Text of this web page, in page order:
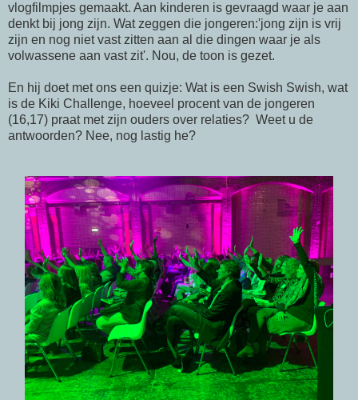
vlogfilmpjes gemaakt. Aan kinderen is gevraagd waar je aan
denkt bij jong zijn. Wat zeggen die jongeren:'jong zijn is vrij
zijn en nog niet vast zitten aan al die dingen waar je als
volwassene aan vast zit'. Nou, de toon is gezet.
En hij doet met ons een quizje: Wat is een Swish Swish, wat
is de Kiki Challenge, hoeveel procent van de jongeren
(16,17) praat met zijn ouders over relaties? Weet u de
antwoorden? Nee, nog lastig he?